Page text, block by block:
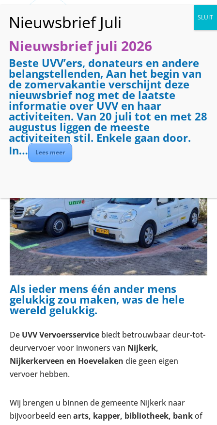
« Alle Evenementen
Evenementenreeks:Vervoer
Vervoer
19 januari 2027 @ 08:30-17:00€7.50
Als ieder mens één ander mens
gelukkig zou maken, was de hele
wereld gelukkig.
De UVV Vervoersservice biedt betrouwbaar deur-tot-
deurvervoer voor inwoners van Nijkerk,
Nijkerkerveen en Hoevelaken die geen eigen
vervoer hebben.
Wij brengen u binnen de gemeente Nijkerk naar
bijvoorbeeld een arts, kapper, bibliotheek, bankof
Nieuwsbrief juli 2026
Beste UVV’ers, donateurs en andere
belangstellenden, Aan het begin van
de zomervakantie verschijnt deze
nieuwsbrief nog met de laatste
informatie over UVV en haar
activiteiten. Van 20 juli tot en met 28
augustus liggen de meeste
activiteiten stil. Enkele gaan door.
In…
Lees meer